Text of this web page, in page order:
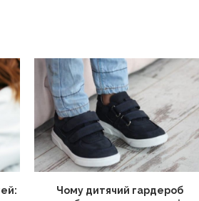
Чому дитячий гардероб